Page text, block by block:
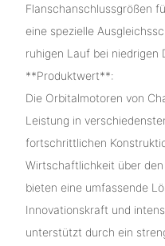
Flanschanschlussgrößen
eine spezielle
ruhigen Lauf bei niedrigen
**Produktwert**:
Die Orbitalmotoren von
Leistung in
fortschrittlichen
Wirtschaftlichkeit über
bieten eine umfassende
Innovationskraft und
unterstützt durch ein